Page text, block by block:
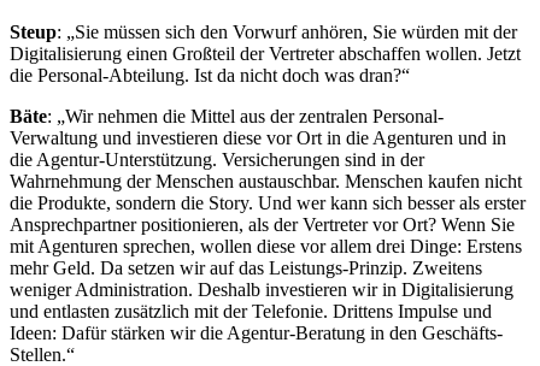
Steup: „Sie müssen sich den Vorwurf anhören, Sie würden mit der
Digitalisierung einen Großteil der Vertreter abschaffen wollen. Jetzt
die Personal-Abteilung. Ist da nicht doch was dran?“
Bäte: „Wir nehmen die Mittel aus der zentralen Personal-
Verwaltung und investieren diese vor Ort in die Agenturen und in
die Agentur-Unterstützung. Versicherungen sind in der
Wahrnehmung der Menschen austauschbar. Menschen kaufen nicht
die Produkte, sondern die Story. Und wer kann sich besser als erster
Ansprechpartner positionieren, als der Vertreter vor Ort? Wenn Sie
mit Agenturen sprechen, wollen diese vor allem drei Dinge: Erstens
mehr Geld. Da setzen wir auf das Leistungs-Prinzip. Zweitens
weniger Administration. Deshalb investieren wir in Digitalisierung
und entlasten zusätzlich mit der Telefonie. Drittens Impulse und
Ideen: Dafür stärken wir die Agentur-Beratung in den Geschäfts-
Stellen.“